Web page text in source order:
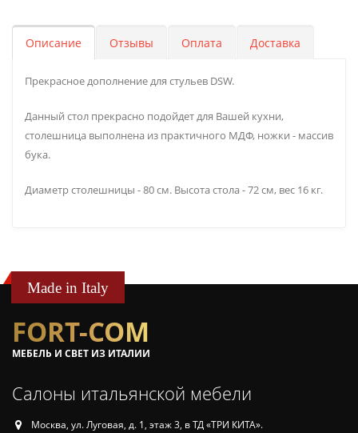
Описание Отзывы Оплата Доставка
Прекрасное дополнение для стульев DSW.
Данный стол прекрасно подойдет для Вашей кухни,
столешница выполнена из практичного МДФ, ножки - массив
бука.
Диаметр столешницы - 80 см. Высота стола - 72 см, вес 16 кг.
Made in Italy
FORT-COM
МЕБЕЛЬ И СВЕТ ИЗ ИТАЛИИ
Салоны итальянской мебели
Москва, ул. Луговая, д. 1, этаж 3, в ТД «ТРИ КИТА».